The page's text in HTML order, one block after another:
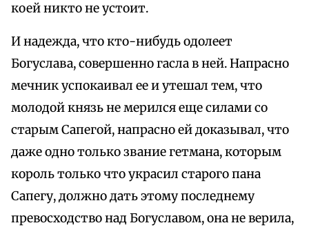
коей никто не устоит.
И надежда, что кто-нибудь одолеет
Богуслава, совершенно гасла в ней. Напрасно
мечник успокаивал ее и утешал тем, что
молодой князь не мерился еще силами со
старым Сапегой, напрасно ей доказывал, что
даже одно только звание гетмана, которым
король только что украсил старого пана
Сапегу, должно дать этому последнему
превосходство над Богуславом, она не верила,